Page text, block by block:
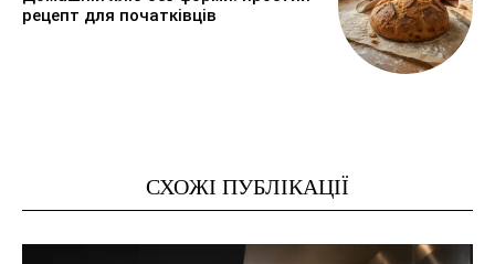
рецепт для початківців
СХОЖІ ПУБЛІКАЦІЇ